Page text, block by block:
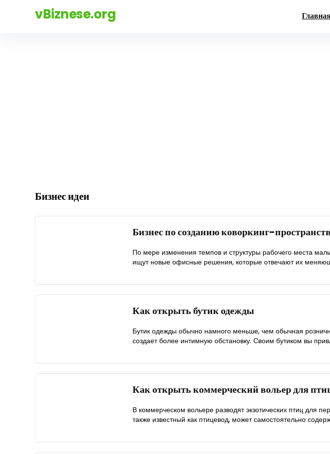
vBiznese.org
Бизнес идеи
Бизнес по созданию коворкинг-
По мере изменения темпов и структуры рабочего места
ищут новые офисные решения, которые отвечают их
Как открыть бутик одежды
Бутик одежды обычно намного меньше, чем обычная
создает более интимную обстановку. Своим бутиком вы
Как открыть коммерческий вольер для
В коммерческом вольере разводят экзотических птиц для
также известный как птицевод, может самостоятельно